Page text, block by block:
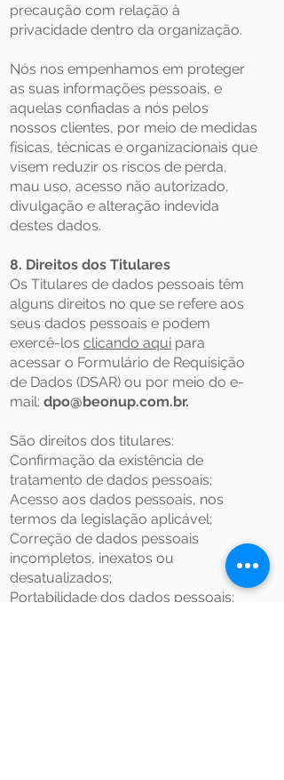
precaução com relação à
privacidade dentro da organização.
Nós nos empenhamos em proteger
as suas informações pessoais, e
aquelas confiadas a nós pelos
nossos clientes, por meio de medidas
físicas, técnicas e organizacionais que
visem reduzir os riscos de perda,
mau uso, acesso não autorizado,
divulgação e alteração indevida
destes dados.
8. Direitos dos Titulares
Os Titulares de dados pessoais têm
alguns direitos no que se refere aos
seus dados pessoais e podem
exercê-los clicando aqui para
acessar o Formulário de Requisição
de Dados (DSAR) ou por meio do e-
mail: dpo@beonup.com.br.
São direitos dos titulares:
Confirmação da existência de
tratamento de dados pessoais;
Acesso aos dados pessoais, nos
termos da legislação aplicável;
Correção de dados pessoais
incompletos, inexatos ou
desatualizados;
Portabilidade dos dados pessoais;